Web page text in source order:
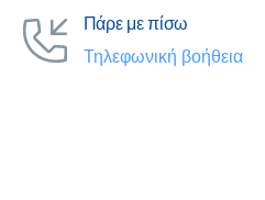
Πάρε με πίσω
Τηλεφωνική βοήθεια